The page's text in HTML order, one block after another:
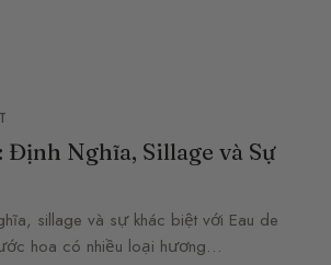
Định Nghĩa, Sillage và Sự
sillage và sự khác biệt với Eau de
hoa có nhiều loại hương…